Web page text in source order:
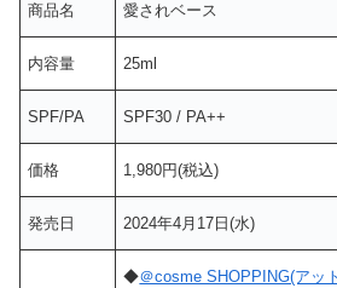
商品名 愛されベース
内容量 25ml
SPF/PA SPF30 / PA++
価格 1,980円(税込)
発売日 2024年4月17日(水)
◆＠cosme SHOPPING(アッ